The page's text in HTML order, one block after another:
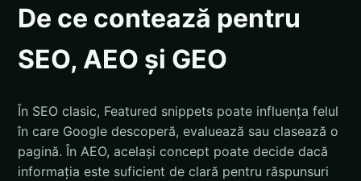
De ce contează pentru
SEO, AEO și GEO
În SEO clasic, Featured snippets poate influența felul
în care Google descoperă, evaluează sau clasează o
pagină. În AEO, același concept poate decide dacă
informația este suficient de clară pentru răspunsuri